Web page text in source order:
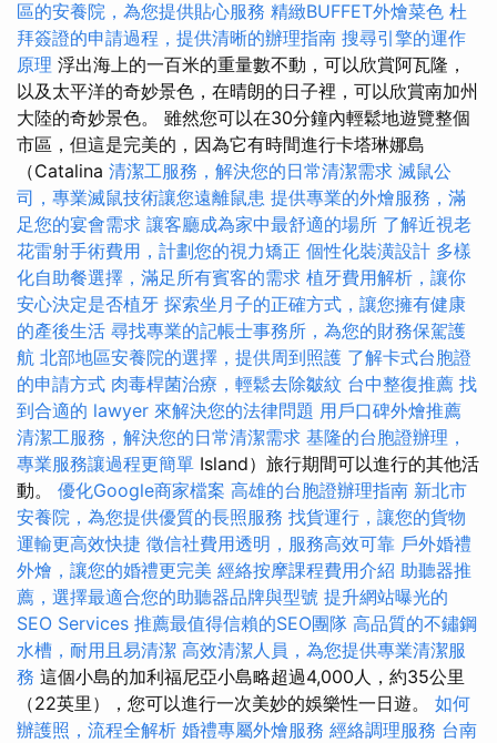
區的安養院，為您提供貼心服務 精緻BUFFET外燴菜色 杜
拜簽證的申請過程，提供清晰的辦理指南 搜尋引擎的運作
原理 浮出海上的一百米的重量數不動，可以欣賞阿瓦隆，
以及太平洋的奇妙景色，在晴朗的日子裡，可以欣賞南加州
大陸的奇妙景色。 雖然您可以在30分鐘內輕鬆地遊覽整個
市區，但這是完美的，因為它有時間進行卡塔琳娜島
（Catalina 清潔工服務，解決您的日常清潔需求 滅鼠公
司，專業滅鼠技術讓您遠離鼠患 提供專業的外燴服務，滿
足您的宴會需求 讓客廳成為家中最舒適的場所 了解近視老
花雷射手術費用，計劃您的視力矯正 個性化裝潢設計 多樣
化自助餐選擇，滿足所有賓客的需求 植牙費用解析，讓你
安心決定是否植牙 探索坐月子的正確方式，讓您擁有健康
的產後生活 尋找專業的記帳士事務所，為您的財務保駕護
航 北部地區安養院的選擇，提供周到照護 了解卡式台胞證
的申請方式 肉毒桿菌治療，輕鬆去除皺紋 台中整復推薦 找
到合適的 lawyer 來解決您的法律問題 用戶口碑外燴推薦
清潔工服務，解決您的日常清潔需求 基隆的台胞證辦理，
專業服務讓過程更簡單 Island）旅行期間可以進行的其他活
動。 優化Google商家檔案 高雄的台胞證辦理指南 新北市
安養院，為您提供優質的長照服務 找貨運行，讓您的貨物
運輸更高效快捷 徵信社費用透明，服務高效可靠 戶外婚禮
外燴，讓您的婚禮更完美 經絡按摩課程費用介紹 助聽器推
薦，選擇最適合您的助聽器品牌與型號 提升網站曝光的
SEO Services 推薦最值得信賴的SEO團隊 高品質的不鏽鋼
水槽，耐用且易清潔 高效清潔人員，為您提供專業清潔服
務 這個小島的加利福尼亞小島略超過4,000人，約35公里
（22英里），您可以進行一次美妙的娛樂性一日遊。 如何
辦護照，流程全解析 婚禮專屬外燴服務 經絡調理服務 台南